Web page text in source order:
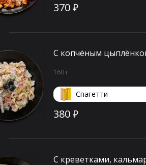
370 ₽
С копчёным
160 г
Спагетти
380 ₽
С креветками,